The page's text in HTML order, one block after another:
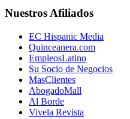
Nuestros Afiliados
EC Hispanic Media
Quinceanera.com
EmpleosLatino
Su Socio de Negocios
MasClientes
AbogadoMall
Al Borde
Vivela Revista